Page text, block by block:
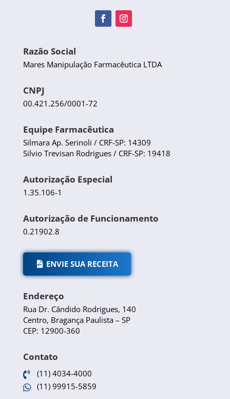
Razão Social
Mares Manipulação Farmacêutica LTDA
CNPJ
00.421.256/0001-72
Equipe Farmacêutica
Silmara Ap. Serinoli / CRF-SP: 14309
Silvio Trevisan Rodrigues / CRF-SP: 19418
Autorização Especial
1.35.106-1
Autorização de Funcionamento
0.21902.8
ENVIE SUA RECEITA
Endereço
Rua Dr. Cândido Rodrigues, 140
Centro, Bragança Paulista – SP
CEP: 12900-360
Contato
 (11) 4034-4000
 (11) 99915-5859